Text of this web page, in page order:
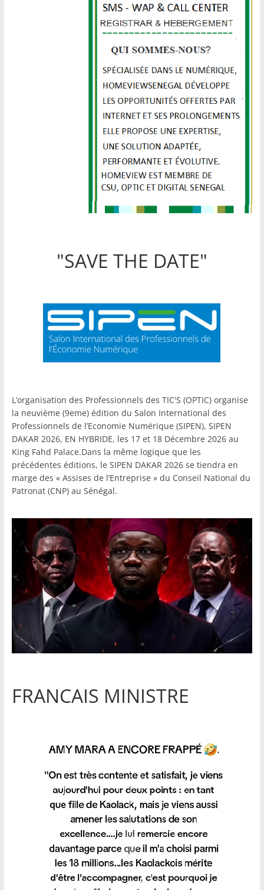
"SAVE THE DATE"
L’organisation des Professionnels des TIC'S (OPTIC) organise
la neuvième (9eme) édition du Salon International des
Professionnels de l’Economie Numérique (SIPEN), SIPEN
DAKAR 2026, EN HYBRIDE, les 17 et 18 Décembre 2026 au
King Fahd Palace.Dans la même logique que les
précédentes éditions, le SIPEN DAKAR 2026 se tiendra en
marge des « Assises de l’Entreprise » du Conseil National du
Patronat (CNP) au Sénégal.
FRANCAIS MINISTRE